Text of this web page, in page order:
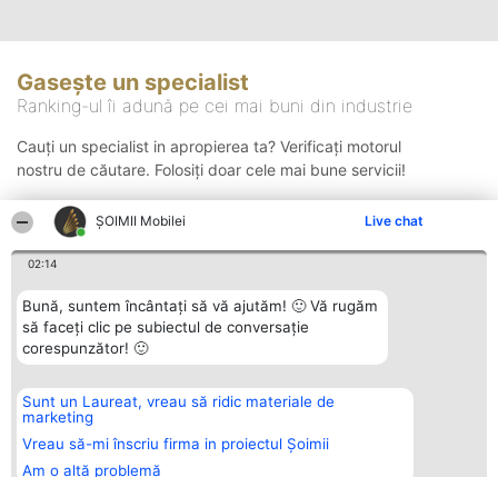
ȘOIMII Mobilei Live chat
02:14
Bună, suntem încântați să vă ajutăm! 🙂 Vă rugăm
să faceți clic pe subiectul de conversație
corespunzător! 🙂
Sunt un Laureat, vreau să ridic materiale de
marketing
Vreau să-mi înscriu firma in proiectul Șoimii
Am o altă problemă
Gasește un specialist
Ranking-ul îi adună pe cei mai buni din industrie
Cauți un specialist in apropierea ta? Verificați motorul
nostru de căutare. Folosiți doar cele mai bune servicii!
Organizator Ranking
BRIGHT SOLUTIONS BR SRL
Aleea Timisul De Sus 2 Bl. A30
Sc. A Et. 4 Ap. 13 Cod 061952
București
Plebiscyt
Lista Tuturor
Laureaților
Contact